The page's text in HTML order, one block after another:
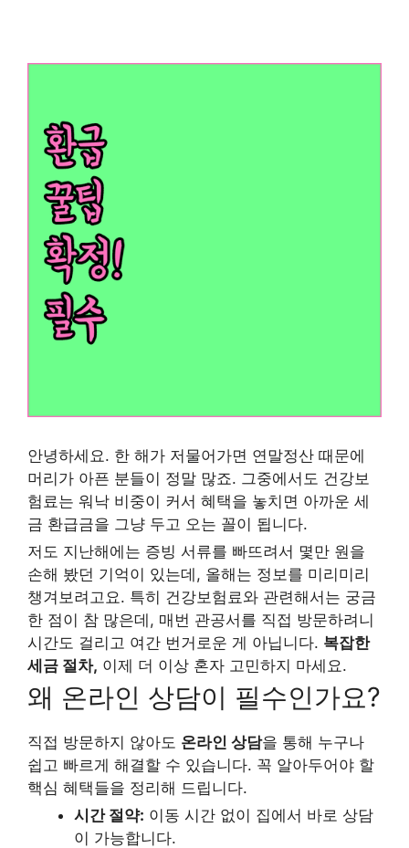
안녕하세요. 한 해가 저물어가면 연말정산 때문에
머리가 아픈 분들이 정말 많죠. 그중에서도 건강보
험료는 워낙 비중이 커서 혜택을 놓치면 아까운 세
금 환급금을 그냥 두고 오는 꼴이 됩니다.
저도 지난해에는 증빙 서류를 빠뜨려서 몇만 원을
손해 봤던 기억이 있는데, 올해는 정보를 미리미리
챙겨보려고요. 특히 건강보험료와 관련해서는 궁금
한 점이 참 많은데, 매번 관공서를 직접 방문하려니
시간도 걸리고 여간 번거로운 게 아닙니다. 복잡한
세금 절차, 이제 더 이상 혼자 고민하지 마세요.
왜 온라인 상담이 필수인가요?
직접 방문하지 않아도 온라인 상담을 통해 누구나
쉽고 빠르게 해결할 수 있습니다. 꼭 알아두어야 할
핵심 혜택들을 정리해 드립니다.
시간 절약: 이동 시간 없이 집에서 바로 상담
이 가능합니다.